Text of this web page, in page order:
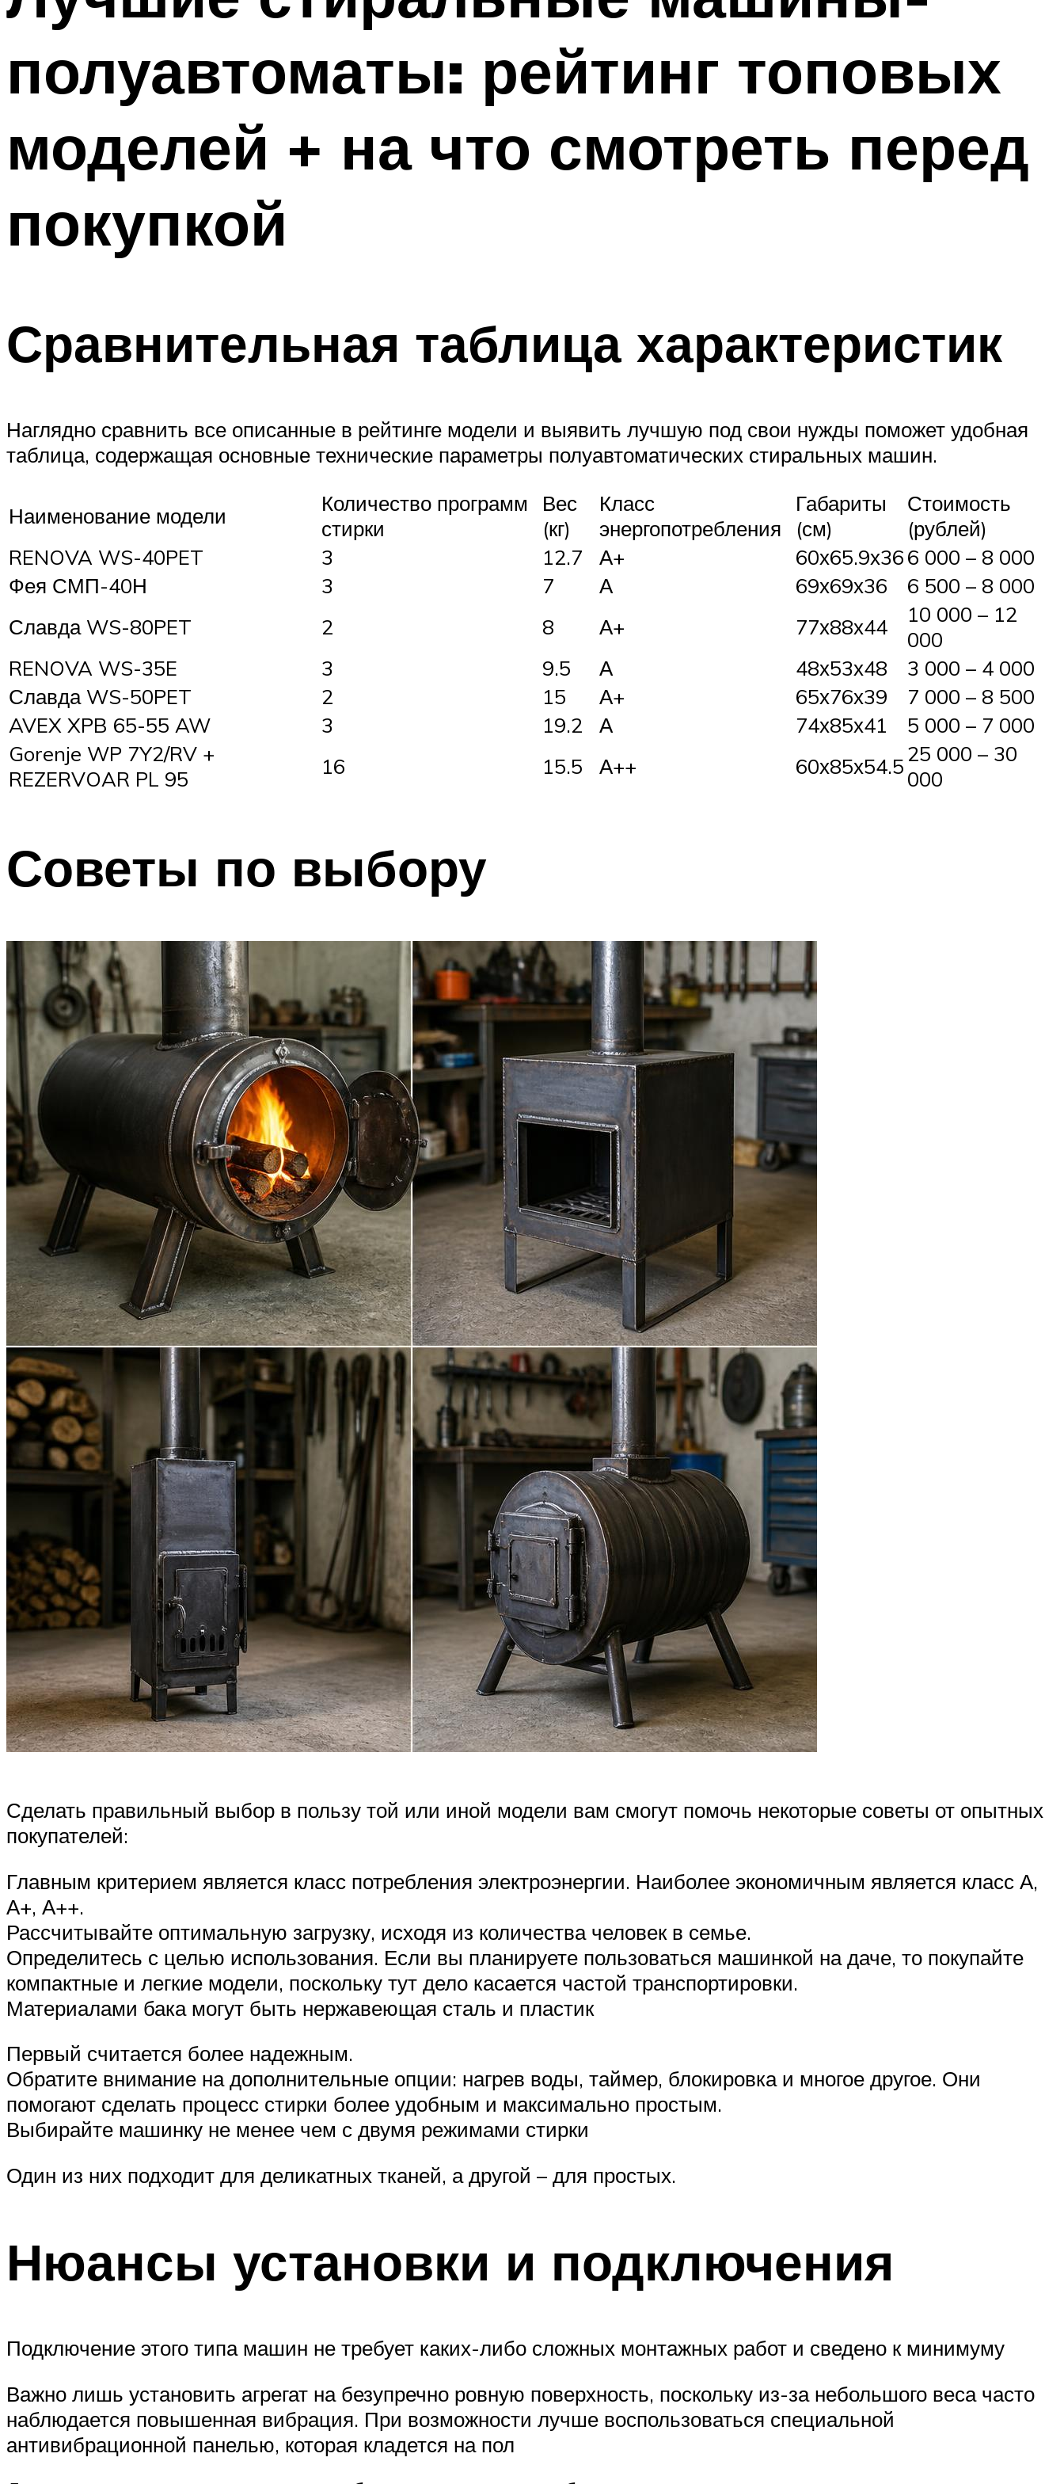
полуавтоматы: рейтинг топовых
моделей + на что смотреть перед
покупкой
Сравнительная таблица характеристик
Наглядно сравнить все описанные в рейтинге модели и выявить лучшую под свои нужды поможет удобная
таблица, содержащая основные технические параметры полуавтоматических стиральных машин.
Наименование модели
Количество программ
стирки
Вес
(кг)
Класс
энергопотребления
Габариты
(см)
Стоимость
(рублей)
RENOVA WS-40PET
3 12.7 А+ 60х65.9х366 000 – 8 000
Фея СМП-40Н
3 7 А 69х69х36
6 500 – 8 000
Славда WS-80PET
2 8 А+ 77х88х44
10 000 – 12
000
RENOVA WS-35E
3 9.5 А 48х53х48
3 000 – 4 000
Славда WS-50PET
2 15 А+ 65х76х39
7 000 – 8 500
AVEX XPB 65-55 AW
3 19.2 А 74х85х41
5 000 – 7 000
Gorenje WP 7Y2/RV +
REZERVOAR PL 95
16 15.5 А++ 60х85х54.525 000 – 30
000
Советы по выбору
Сделать правильный выбор в пользу той или иной модели вам смогут помочь некоторые советы от опытных
покупателей:
Главным критерием является класс потребления электроэнергии. Наиболее экономичным является класс А,
А+, А++.
Рассчитывайте оптимальную загрузку, исходя из количества человек в семье.
Определитесь с целью использования. Если вы планируете пользоваться машинкой на даче, то покупайте
компактные и легкие модели, поскольку тут дело касается частой транспортировки.
Материалами бака могут быть нержавеющая сталь и пластик
Первый считается более надежным.
Обратите внимание на дополнительные опции: нагрев воды, таймер, блокировка и многое другое. Они
помогают сделать процесс стирки более удобным и максимально простым.
Выбирайте машинку не менее чем с двумя режимами стирки
Один из них подходит для деликатных тканей, а другой – для простых.
Нюансы установки и подключения
Подключение этого типа машин не требует каких-либо сложных монтажных работ и сведено к минимуму
Важно лишь установить агрегат на безупречно ровную поверхность, поскольку из-за небольшого веса часто
наблюдается повышенная вибрация. При возможности лучше воспользоваться специальной
антивибрационной панелью, которая кладется на пол